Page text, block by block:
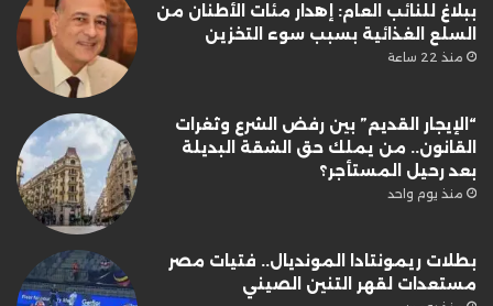
ببلاغ للنائب العام: إهدار مئات الأطنان من
السلع الغذائية بسبب سوء التخزين
منذ 22 ساعة
“الإيجار القديم” بين رفض الشرع وثغرات
القانون.. من يملك حق الشقة البديلة
بعد رحيل المستأجر؟
منذ يوم واحد
بطلات ريمونتادا المونديال.. فتيات مصر
مستعدات لقهر التنين الصيني